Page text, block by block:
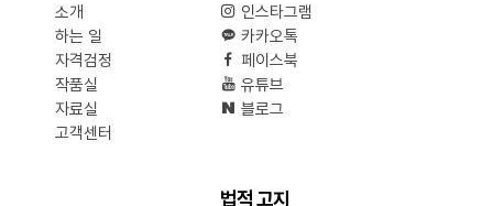
소개
하는 일
자격검정
작품실
자료실
고객센터
인스타그램
카카오톡
페이스북
유튜브
블로그
법적 고지